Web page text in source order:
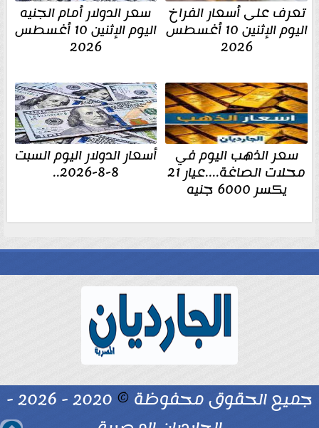
تعرف على أسعار الفراخ
اليوم الإثنين 10 أغسطس
2026
سعر الدولار أمام الجنيه
اليوم الإثنين 10 أغسطس
2026
سعر الذهب اليوم في
محلات الصاغة....عيار 21
يكسر 6000 جنيه
أسعار الدولار اليوم السبت
8-8-2026..
جميع الحقوق محفوظة ©
2020 - 2026 -